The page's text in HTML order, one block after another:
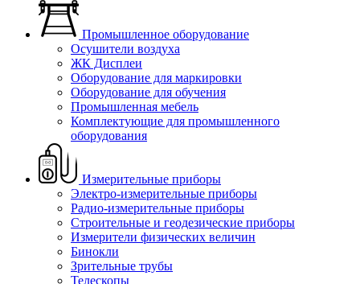
Промышленное оборудование
Осушители воздуха
ЖК Дисплеи
Оборудование для маркировки
Оборудование для обучения
Промышленная мебель
Комплектующие для промышленного
оборудования
Измерительные приборы
Электро-измерительные приборы
Радио-измерительные приборы
Строительные и геодезические приборы
Измерители физических величин
Бинокли
Зрительные трубы
Телескопы